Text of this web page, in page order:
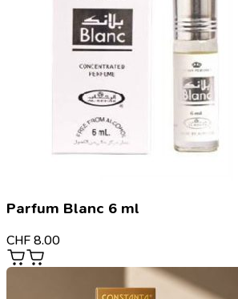
Parfum Blanc 6 ml
CHF 8.00